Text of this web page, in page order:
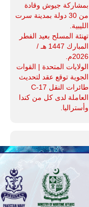
بمشاركة جيوش وقادة
من 30 دولة بمدينة سرت
الليبية.
تهنئة المسلح بعيد الفطر
المبارك 1447 هـ /
2026م.
الولايات المتحدة | القوات
الجوية توقع عقد لتحديث
طائرات النقل C-17
العاملة لدى كل من كندا
وأستراليا.